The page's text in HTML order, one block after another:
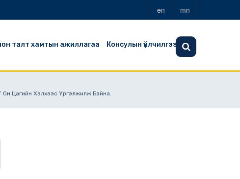
en mn
талт хамтын ажиллагаа Консулын үйлчилгээ
Цагийн Хэлхээс Үргэлжилж Байна.